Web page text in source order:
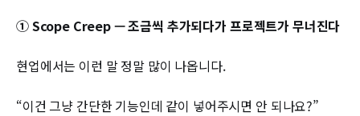
① Scope Creep — 조금씩 추가되다가 프로젝트가 무너진다
현업에서는 이런 말 정말 많이 나옵니다.
“이건 그냥 간단한 기능인데 같이 넣어주시면 안 되나요?”